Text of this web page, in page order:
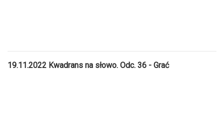
19.11.2022 Kwadrans na słowo. Odc. 36 - Grać